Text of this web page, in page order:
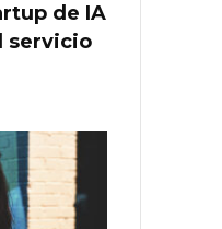
de IA
servicio